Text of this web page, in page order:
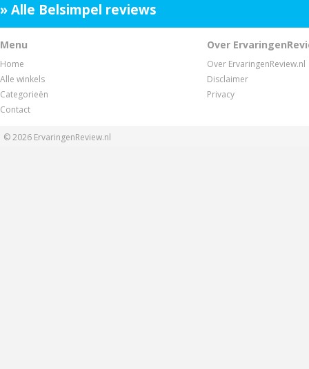
» Alle Belsimpel reviews
Menu
Home
Alle winkels
Categorieën
Contact
Over
Over ErvaringenReview.nl
Disclaimer
Privacy
© 2026 ErvaringenReview.nl